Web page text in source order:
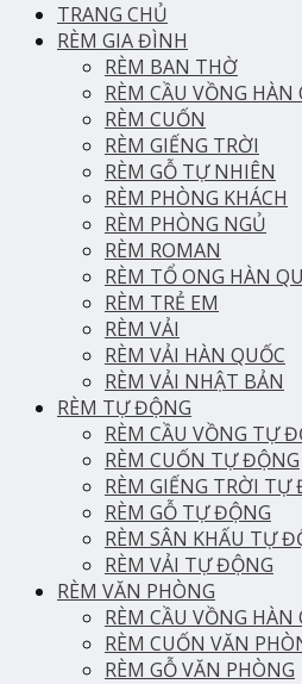
TRANG CHỦ
RÈM GIA ĐÌNH
RÈM BAN THỜ
RÈM CẦU VỒNG HÀN
RÈM CUỐN
RÈM GIẾNG TRỜI
RÈM GỖ TỰ NHIÊN
RÈM PHÒNG KHÁCH
RÈM PHÒNG NGỦ
RÈM ROMAN
RÈM TỔ ONG HÀN
RÈM TRẺ EM
RÈM VẢI
RÈM VẢI HÀN QUỐC
RÈM VẢI NHẬT BẢN
RÈM TỰ ĐỘNG
RÈM CẦU VỒNG TỰ
RÈM CUỐN TỰ ĐỘNG
RÈM GIẾNG TRỜI TỰ
RÈM GỖ TỰ ĐỘNG
RÈM SÂN KHẤU TỰ
RÈM VẢI TỰ ĐỘNG
RÈM VĂN PHÒNG
RÈM CẦU VỒNG
RÈM CUỐN VĂN
RÈM GỖ VĂN PHÒNG